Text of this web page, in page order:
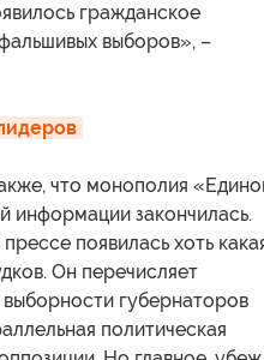
гражданское
выборов», –
что монополия
информации закончилась.
появилась хоть
Он перечисляет
губернаторов
политическая